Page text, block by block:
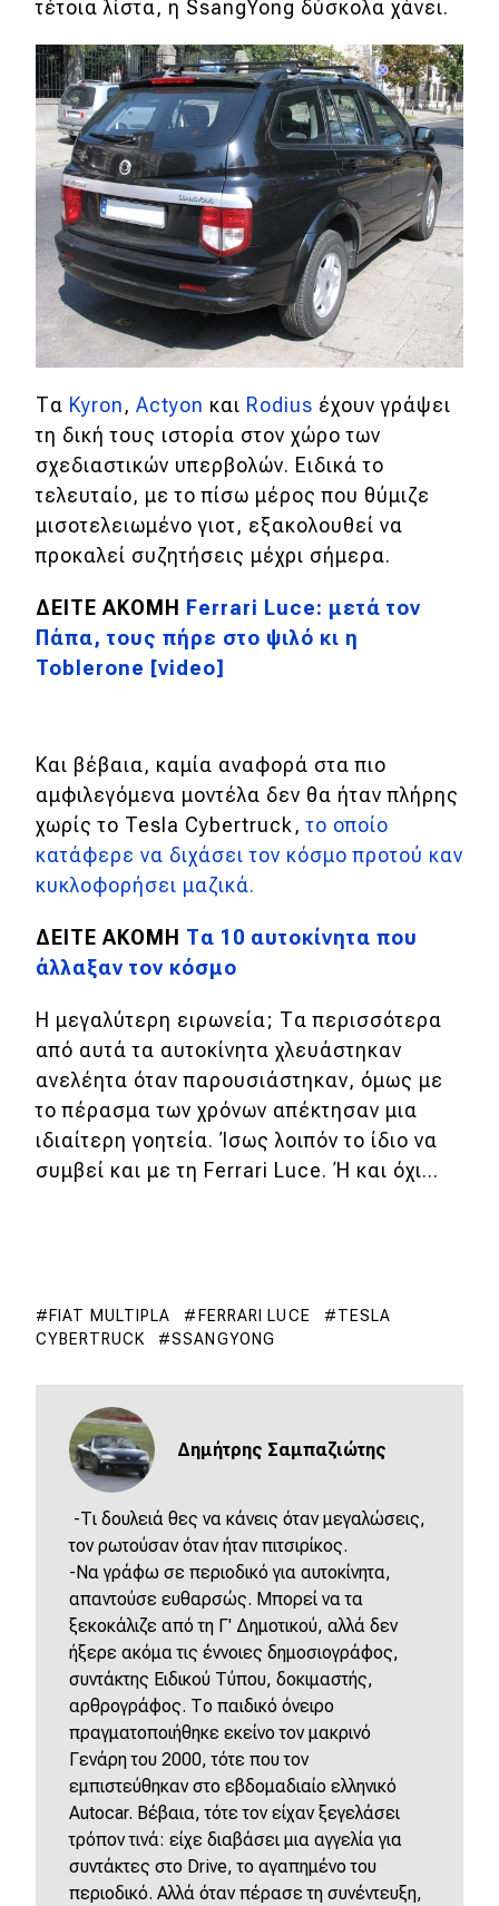
τέτοια λίστα, η SsangYong δύσκολα χάνει.
Τα Kyron, Actyon και Rodius έχουν γράψει
τη δική τους ιστορία στον χώρο των
σχεδιαστικών υπερβολών. Ειδικά το
τελευταίο, με το πίσω μέρος που θύμιζε
μισοτελειωμένο γιοτ, εξακολουθεί να
προκαλεί συζητήσεις μέχρι σήμερα.
ΔΕΙΤΕ ΑΚΟΜΗ
Ferrari Luce: μετά τον
Πάπα, τους πήρε στο ψιλό κι η
Toblerone [video]
Και βέβαια, καμία αναφορά στα πιο
αμφιλεγόμενα μοντέλα δεν θα ήταν πλήρης
χωρίς το Tesla Cybertruck,το οποίο
κατάφερε να διχάσει τον κόσμο προτού καν
κυκλοφορήσει μαζικά.
ΔΕΙΤΕ ΑΚΟΜΗ Τα 10 αυτοκίνητα που
άλλαξαν τον κόσμο
Η μεγαλύτερη ειρωνεία; Τα περισσότερα
από αυτά τα αυτοκίνητα χλευάστηκαν
ανελέητα όταν παρουσιάστηκαν, όμως με
το πέρασμα των χρόνων απέκτησαν μια
ιδιαίτερη γοητεία. Ίσως λοιπόν το ίδιο να
συμβεί και με τη Ferrari Luce. Ή και όχι...
FIAT MULTIPLA FERRARI LUCE
TESLA
CYBERTRUCK
SSANGYONG
Δημήτρης Σαμπαζιώτης
-Τι δουλειά θες να κάνεις όταν μεγαλώσεις,
τον ρωτούσαν όταν ήταν πιτσιρίκος.
-Να γράφω σε περιοδικό για αυτοκίνητα,
απαντούσε ευθαρσώς. Μπορεί να τα
ξεκοκάλιζε από τη Γ' Δημοτικού, αλλά δεν
ήξερε ακόμα τις έννοιες δημοσιογράφος,
συντάκτης Ειδικού Τύπου, δοκιμαστής,
αρθρογράφος. Το παιδικό όνειρο
πραγματοποιήθηκε εκείνο τον μακρινό
Γενάρη του 2000, τότε που τον
εμπιστεύθηκαν στο εβδομαδιαίο ελληνικό
Autocar. Βέβαια, τότε τον είχαν ξεγελάσει
τρόπον τινά: είχε διαβάσει μια αγγελία για
συντάκτες στο Drive, το αγαπημένο του
περιοδικό. Αλλά όταν πέρασε τη συνέντευξη,